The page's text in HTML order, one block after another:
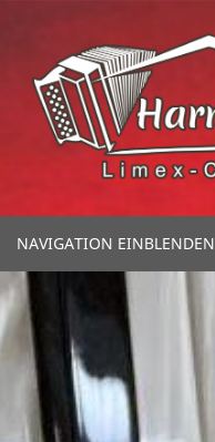
NAVIGATION EINBLENDEN